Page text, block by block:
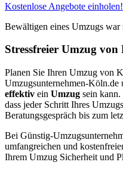
Kostenlose Angebote einholen!
Bewältigen eines Umzugs war
Stressfreier Umzug
Planen Sie Ihren Umzug von
Umzugsunternehmen-Köln.de
effektiv ein Umzug sein kann.
dass jeder Schritt Ihres
Beratungsgespräch bis zum
Bei Günstig-
umfangreichen und
Ihrem Umzug Sicherheit und